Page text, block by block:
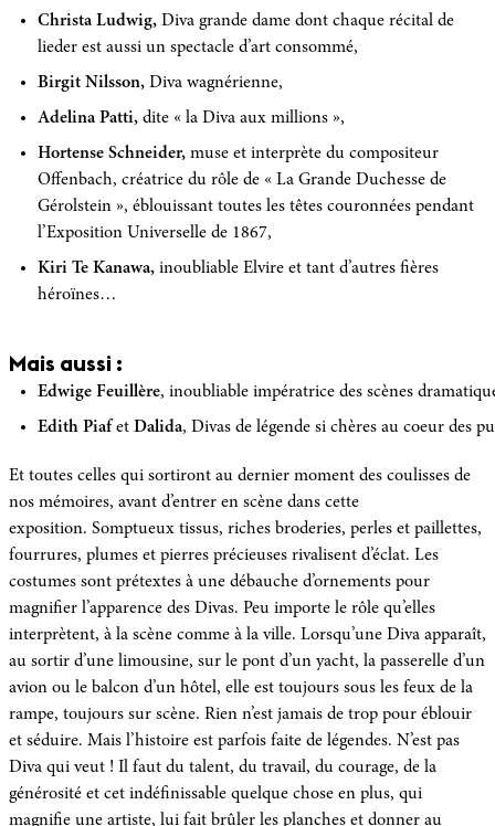
Christa Ludwig, Diva grande dame dont chaque récital de
lieder est aussi un spectacle d’art consommé,
Birgit Nilsson, Diva wagnérienne,
Adelina Patti, dite « la Diva aux millions »,
Hortense Schneider, muse et interprète du compositeur
Offenbach, créatrice du rôle de « La Grande Duchesse de
Gérolstein », éblouissant toutes les têtes couronnées pendant
l’Exposition Universelle de 1867,
Kiri Te Kanawa, inoubliable Elvire et tant d’autres fières
héroïnes…
Mais aussi :
Edwige Feuillère, inoubliable impératrice des scènes
Edith Piaf et Dalida, Divas de légende si chères au coeur des
Et toutes celles qui sortiront au dernier moment des coulisses de
nos mémoires, avant d’entrer en scène dans cette
exposition. Somptueux tissus, riches broderies, perles et paillettes,
fourrures, plumes et pierres précieuses rivalisent d’éclat. Les
costumes sont prétextes à une débauche d’ornements pour
magnifier l’apparence des Divas. Peu importe le rôle qu’elles
interprètent, à la scène comme à la ville. Lorsqu’une Diva apparaît,
au sortir d’une limousine, sur le pont d’un yacht, la passerelle d’un
avion ou le balcon d’un hôtel, elle est toujours sous les feux de la
rampe, toujours sur scène. Rien n’est jamais de trop pour éblouir
et séduire. Mais l’histoire est parfois faite de légendes. N’est pas
Diva qui veut ! Il faut du talent, du travail, du courage, de la
générosité et cet indéfinissable quelque chose en plus, qui
magnifie une artiste, lui fait brûler les planches et donner au